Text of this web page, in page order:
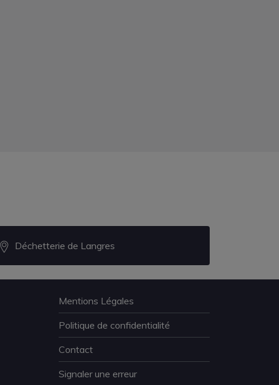
Déchetterie de Langres
Mentions Légales
Politique de confidentialité
Contact
Signaler une erreur